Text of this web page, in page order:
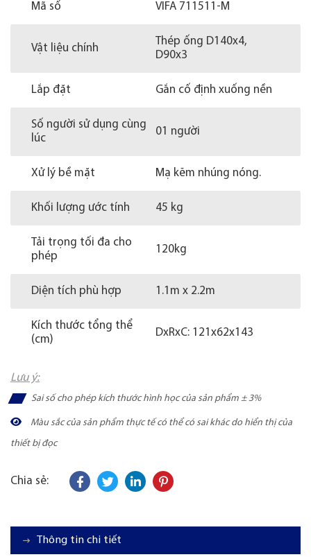
Mã số VIFA 711511-M
Vật liệu chính
Thép ống D140x4,
D90x3
Lắp đặt Gắn cố định xuống nền
Số người sử dụng cùng
lúc
01 người
Xử lý bề mặt Mạ kẽm nhúng nóng.
Khối lượng ước tính 45 kg
Tải trọng tối đa cho
phép
120kg
Diện tích phù hợp 1.1m x 2.2m
Kích thước tổng thể
(cm)
DxRxC: 121x62x143
Lưu ý:
Sai số cho phép kích thước hình học của sản phẩm ± 3%
Màu sắc của sản phẩm thực tế có thể có sai khác do hiển thị của
thiết bị đọc
Chia sẻ:
Thông tin chi tiết